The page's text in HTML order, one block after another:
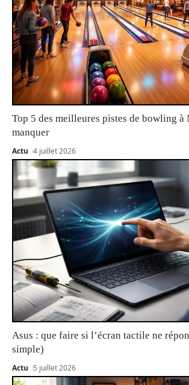
Top 5 des meilleures pistes de bowling à
manquer
Actu 4 juillet 2026
Asus : que faire si l’écran tactile ne
simple)
Actu 5 juillet 2026